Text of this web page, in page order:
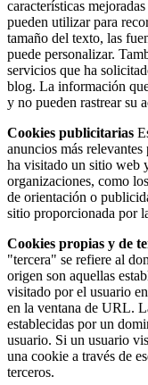
características
pueden utilizar para
tamaño del texto, las
puede personalizar.
servicios que ha
blog. La información
y no pueden rastrear su
Cookies publicitarias
anuncios más relevantes
ha visitado un sitio web
organizaciones, como
de orientación o
sitio proporcionada por
Cookies propias y de
"tercera" se refiere al
origen son aquellas
visitado por el usuario
en la ventana de URL.
establecidas por un
usuario. Si un usuario
una cookie a través de
terceros.